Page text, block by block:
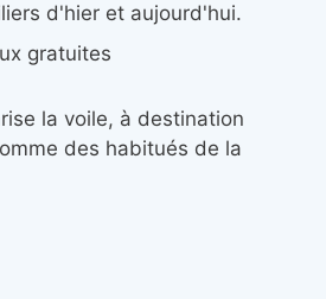
d'hier et aujourd'hui.
gratuites
la voile, à destination
des habitués de la